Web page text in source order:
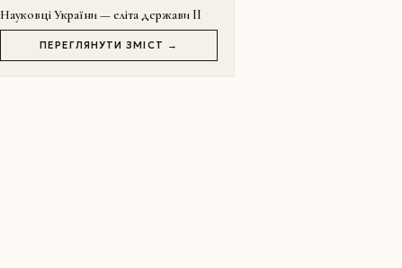
Науковці України — еліта держави II
ПЕРЕГЛЯНУТИ ЗМІСТ →